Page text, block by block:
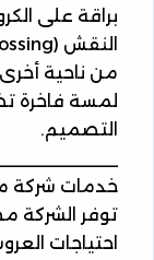
براقة على
النقش (Embossing/Debossing)
من ناحية
لمسة فاخرة
التصميم.
خدمات شركة
توفر الشركة
احتياجات